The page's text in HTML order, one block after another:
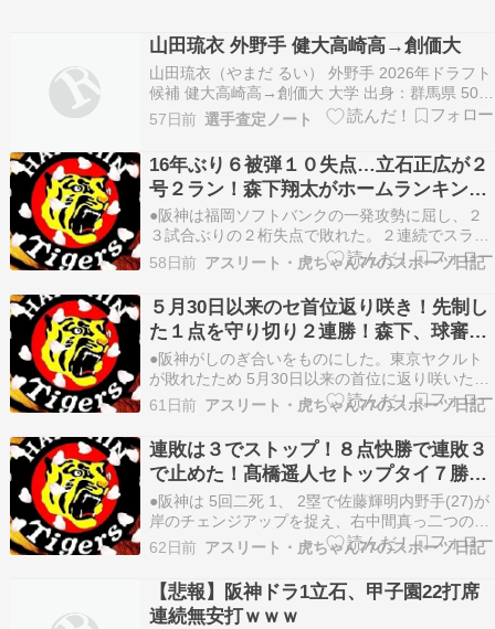
山田琉衣 外野手 健大高崎高→創価大
山田琉衣（やまだ るい） 外野手 2026年ドラフト
候補 健大高崎高→創価大 大学 出身：群馬県 50m
走 - 秒 遠投 - m 高校通算 - 本塁打 一塁到達 - 秒
二塁送球 -
57日前 選手査定ノート
16年ぶり６被弾１０失点…立石正広が２
号２ラン！森下翔太がホームランキング
に並ぶ１５号！
●阪神は福岡ソフトバンクの一発攻勢に屈し、２
３試合ぶりの２桁失点で敗れた。２連続でスライ
ド登板となった才木浩人投手(27)が精彩を欠い
た。 1回に栗原陵矢内野手(29)に２ラン、 2回に
野村勇内野手(29)にソロ、 3回には再び栗原に２
ランを浴びて、自身８年ぶりの３被弾で５失点…
58日前 アスリート・虎ちゃん77のスポーツ日記
５月30日以来のセ首位返り咲き！先制し
た１点を守り切り２連勝！森下、球審へ
の暴言でプロ初の退場！
●阪神がしのぎ合いをものにした。東京ヤクルト
が敗れたため 5月30日以来の首位に返り咲いた。
２連勝でカード勝ち越し。交流戦は４勝６敗とな
った。貯金は９。 0－ 0の 4回、ドラフト１位の
立石正広内野手(22＝創価大學)の左前適時打で得
点。これを村上頌樹投手(27)からの継投で守…
61日前 アスリート・虎ちゃん77のスポーツ日記
連敗は３でストップ！８点快勝で連敗３
で止めた！髙橋遥人セトップタイ７勝
目！佐藤輝明の２点打で先制
●阪神は 5回二死 1、 2塁で佐藤輝明内野手(27)が
岸のチェンジアップを捉え、右中間真っ二つの２
点打で先制。 3― 0とした 6回にはドラフト１
位・立石正広内野手(22＝創価大學)が二死 3塁で
甲子園初タイムリーを放った。 8回には熊谷敬宥
内野手(30)の３点打など一挙４点…
62日前 アスリート・虎ちゃん77のスポーツ日記
【悲報】阪神ドラ1立石、甲子園22打席
連続無安打ｗｗｗ